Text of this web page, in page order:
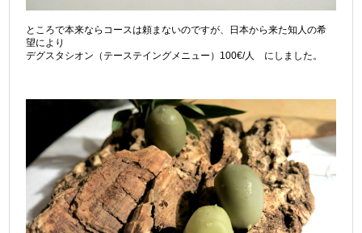
ところで本来ならコースは頼まないのですが、日本から来た知人の希
望により
デグスタシオン（テーステイングメニュー）100€/人 にしました。